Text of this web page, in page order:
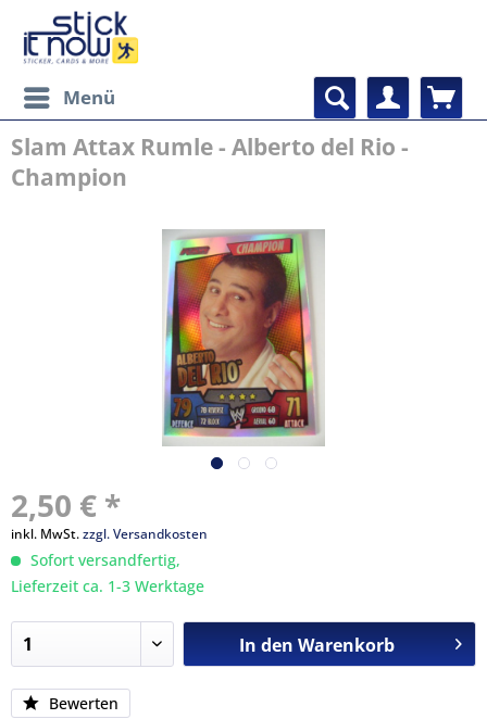
Menü
Slam Attax Rumle - Alberto del Rio -
Champion
2,50 € *
inkl. MwSt.zzgl. Versandkosten
Sofort versandfertig,
Lieferzeit ca. 1-3 Werktage
In den Warenkorb
Bewerten